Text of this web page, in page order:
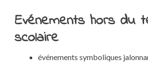
Evénements hors du
scolaire
événements symboliques